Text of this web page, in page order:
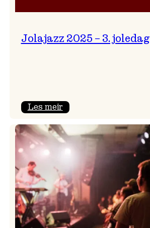
Jolajazz 2025 – 3. joledag
Les meir:
2025
–
joledag